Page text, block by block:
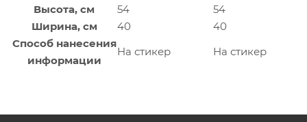
Высота, см
54
54
Ширина, см
40
40
Способ нанесения
информации
На стикер На стикер